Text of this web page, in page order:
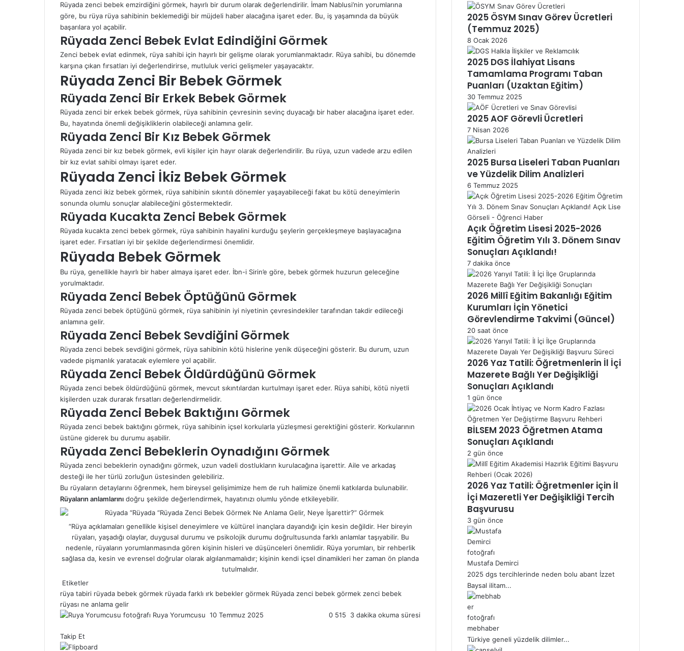
Rüyada zenci bebek emzirdiğini görmek, hayırlı bir durum olarak değerlendirilir. İmam Nablusi’nin yorumlarına
göre, bu rüya rüya sahibinin beklemediği bir müjdeli haber alacağına işaret eder. Bu, iş yaşamında da büyük
başarılara yol açabilir.
Rüyada Zenci Bebek Evlat Edindiğini Görmek
Zenci bebek evlat edinmek, rüya sahibi için hayırlı bir gelişme olarak yorumlanmaktadır. Rüya sahibi, bu dönemde
karşına çıkan fırsatları iyi değerlendirirse, mutluluk verici gelişmeler yaşayacaktır.
Rüyada Zenci Bir Bebek Görmek
Rüyada Zenci Bir Erkek Bebek Görmek
Rüyada zenci bir erkek bebek görmek, rüya sahibinin çevresinin sevinç duyacağı bir haber alacağına işaret eder.
Bu, hayatında önemli değişikliklerin olabileceği anlamına gelir.
Rüyada Zenci Bir Kız Bebek Görmek
Rüyada zenci bir kız bebek görmek, evli kişiler için hayır olarak değerlendirilir. Bu rüya, uzun vadede arzu edilen
bir kız evlat sahibi olmayı işaret eder.
Rüyada Zenci İkiz Bebek Görmek
Rüyada zenci ikiz bebek görmek, rüya sahibinin sıkıntılı dönemler yaşayabileceği fakat bu kötü deneyimlerin
sonunda olumlu sonuçlar alabileceğini göstermektedir.
Rüyada Kucakta Zenci Bebek Görmek
Rüyada kucakta zenci bebek görmek, rüya sahibinin hayalini kurduğu şeylerin gerçekleşmeye başlayacağına
işaret eder. Fırsatları iyi bir şekilde değerlendirmesi önemlidir.
Rüyada Bebek Görmek
Bu rüya, genellikle hayırlı bir haber almaya işaret eder. İbn-i Sirin’e göre, bebek görmek huzurun geleceğine
yorulmaktadır.
Rüyada Zenci Bebek Öptüğünü Görmek
Rüyada zenci bebek öptüğünü görmek, rüya sahibinin iyi niyetinin çevresindekiler tarafından takdir edileceği
anlamına gelir.
Rüyada Zenci Bebek Sevdiğini Görmek
Rüyada zenci bebek sevdiğini görmek, rüya sahibinin kötü hislerine yenik düşeceğini gösterir. Bu durum, uzun
vadede pişmanlık yaratacak eylemlere yol açabilir.
Rüyada Zenci Bebek Öldürdüğünü Görmek
Rüyada zenci bebek öldürdüğünü görmek, mevcut sıkıntılardan kurtulmayı işaret eder. Rüya sahibi, kötü niyetli
kişilerden uzak durarak fırsatları değerlendirmelidir.
Rüyada Zenci Bebek Baktığını Görmek
Rüyada zenci bebek baktığını görmek, rüya sahibinin içsel korkularla yüzleşmesi gerektiğini gösterir. Korkularının
üstüne giderek bu durumu aşabilir.
Rüyada Zenci Bebeklerin Oynadığını Görmek
Rüyada zenci bebeklerin oynadığını görmek, uzun vadeli dostlukların kurulacağına işarettir. Aile ve arkadaş
desteği ile her türlü zorluğun üstesinden gelebiliriz.
Bu rüyaların detaylarını öğrenmek, hem bireysel gelişimimize hem de ruh halimize önemli katkılarda bulunabilir.
Rüyaların anlamlarını doğru şekilde değerlendirmek, hayatınızı olumlu yönde etkileyebilir.
“Rüya açıklamaları genellikle kişisel deneyimlere ve kültürel inançlara dayandığı için kesin değildir. Her bireyin
rüyaları, yaşadığı olaylar, duygusal durumu ve psikolojik durumu doğrultusunda farklı anlamlar taşıyabilir. Bu
nedenle, rüyaların yorumlanmasında gören kişinin hisleri ve düşünceleri önemlidir. Rüya yorumları, bir rehberlik
sağlasa da, kesin ve evrensel doğrular olarak algılanmamalıdır; kişinin kendi içsel dinamikleri her zaman ön planda
tutulmalıdır.
Etiketler
rüya tabiri rüyada bebek görmek rüyada farklı ırk bebekler görmek Rüyada zenci bebek görmek zenci bebek
rüyası ne anlama gelir
Ruya Yorumcusu B
10 Temmuz 2025 0 515
3 dakika okuma süresi
a
c
i
n
i
n
h
a
e
l
Takip Et
2025 ÖSYM Sınav Görev Ücretleri
(Temmuz 2025)
8 Ocak 2026
2025 DGS İlahiyat Lisans
Tamamlama Programı Taban
Puanları (Uzaktan Eğitim)
30 Temmuz 2025
2025 AOF Görevli Ücretleri
7 Nisan 2026
2025 Bursa Liseleri Taban Puanları
ve Yüzdelik Dilim Analizleri
6 Temmuz 2025
Açık Öğretim Lisesi 2025-2026
Eğitim Öğretim Yılı 3. Dönem Sınav
Sonuçları Açıklandı!
7 dakika önce
2026 Millî Eğitim Bakanlığı Eğitim
Kurumları İçin Yönetici
Görevlendirme Takvimi (Güncel)
20 saat önce
2026 Yaz Tatili: Öğretmenlerin İl İçi
Mazerete Bağlı Yer Değişikliği
Sonuçları Açıklandı
1 gün önce
BİLSEM 2023 Öğretmen Atama
Sonuçları Açıklandı
2 gün önce
2026 Yaz Tatili: Öğretmenler için İl
İçi Mazeretli Yer Değişikliği Tercih
Başvurusu
3 gün önce
Mustafa Demirci
2025 dgs tercihlerinde neden bolu abant İzzet
Baysal ilitam...
mebhaber
Türkiye geneli yüzdelik dilimler...